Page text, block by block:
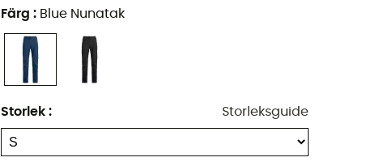
Färg : Blue Nunatak
Storlek : Storleksguide